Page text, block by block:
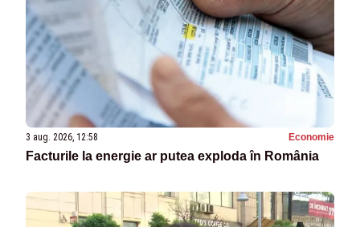
3 aug. 2026, 12:58 Economie
Facturile la energie ar putea exploda în România